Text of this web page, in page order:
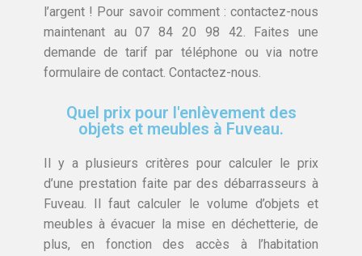
l’argent ! Pour savoir comment : contactez-nous
maintenant au 07 84 20 98 42. Faites une
demande de tarif par téléphone ou via notre
formulaire de contact. Contactez-nous.
Quel prix pour l'enlèvement des
objets et meubles à Fuveau.
Il y a plusieurs critères pour calculer le prix
d’une prestation faite par des débarrasseurs à
Fuveau. Il faut calculer le volume d’objets et
meubles à évacuer la mise en déchetterie, de
plus, en fonction des accès à l’habitation